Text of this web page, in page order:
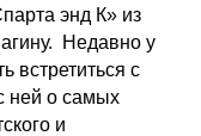
энд К» из
Недавно у
встретиться с
ней о самых
и